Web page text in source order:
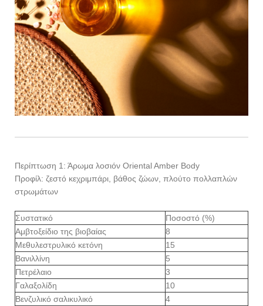
Περίπτωση 1: Άρωμα λοσιόν Oriental Amber Body
Προφίλ: ζεστό κεχριμπάρι, βάθος ζώων, πλούτο πολλαπλών
στρωμάτων
Συστατικό
Ποσοστό (%)
Αμβτοξείδιο της βιοβαίας
8
Μεθυλεστρυλικό κετόνη
15
Βανιλλίνη
5
Πετρέλαιο
3
Γαλαξολίδη
10
Βενζυλικό σαλικυλικό
4